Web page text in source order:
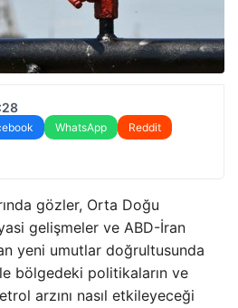
WhatsApp
Reddit
gözler, Orta Doğu
gelişmeler ve ABD-İran
yeni umutlar doğrultusunda
bölgedeki politikaların ve
arzını nasıl etkileyeceği